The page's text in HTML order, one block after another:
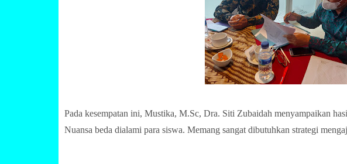
Pada kesempatan ini, Mustika, M.Sc, Dra. Siti Zubaidah menyampaikan
Nuansa beda dialami para siswa. Memang sangat dibutuhkan strategi